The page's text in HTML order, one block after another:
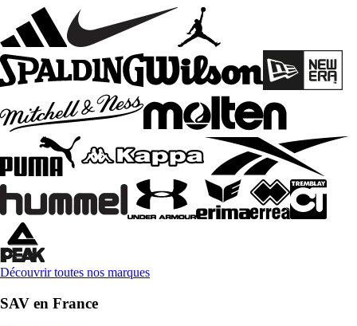
Découvrir toutes nos marques
SAV en France